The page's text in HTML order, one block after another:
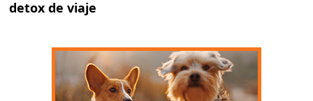
detox de viaje